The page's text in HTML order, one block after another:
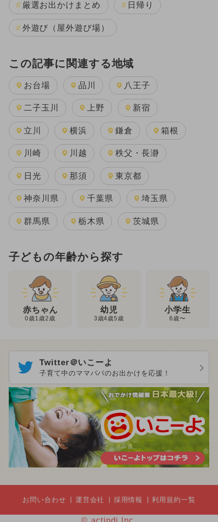
厳選お出かけまとめ 日帰り
外遊び（屋外遊び場）
この記事に関連する地域
お台場 品川 八王子
二子玉川 上野 新宿
立川 横浜 鎌倉 箱根
川崎 川越 秩父・長瀞
日光 那須 東京都
神奈川県 千葉県 埼玉県
群馬県 栃木県 茨城県
子どもの年齢から探す
赤ちゃん
0歳1歳2歳
幼児
3歳4歳5歳
小学生
6歳〜
Twitter＠いこーよ
子育て中のママパパのお出かけを応援！
お問い合わせ 運営会社 採用情報 利用規約一覧